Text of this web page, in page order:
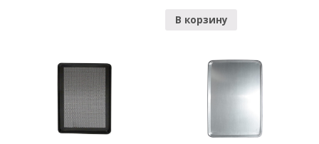
В корзину